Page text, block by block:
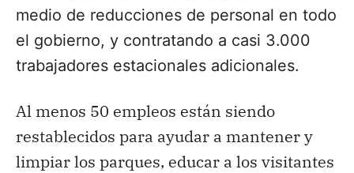
medio de reducciones de personal en todo
el gobierno, y contratando a casi 3.000
trabajadores estacionales adicionales.
Al menos 50 empleos están siendo
restablecidos para ayudar a mantener y
limpiar los parques, educar a los visitantes